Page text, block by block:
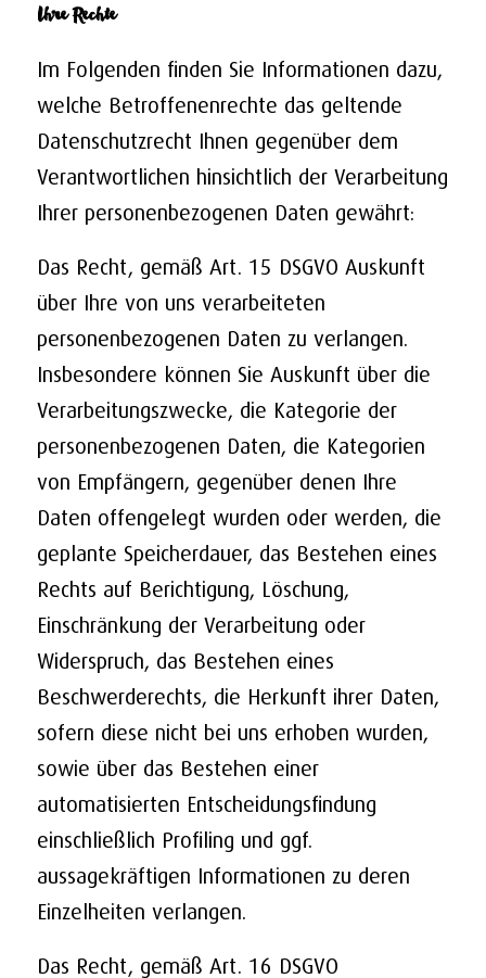
Ihre Rechte
Im Folgenden finden Sie Informationen dazu,
welche Betroffenenrechte das geltende
Datenschutzrecht Ihnen gegenüber dem
Verantwortlichen hinsichtlich der Verarbeitung
Ihrer personenbezogenen Daten gewährt:
Das Recht, gemäß Art. 15 DSGVO Auskunft
über Ihre von uns verarbeiteten
personenbezogenen Daten zu verlangen.
Insbesondere können Sie Auskunft über die
Verarbeitungszwecke, die Kategorie der
personenbezogenen Daten, die Kategorien
von Empfängern, gegenüber denen Ihre
Daten offengelegt wurden oder werden, die
geplante Speicherdauer, das Bestehen eines
Rechts auf Berichtigung, Löschung,
Einschränkung der Verarbeitung oder
Widerspruch, das Bestehen eines
Beschwerderechts, die Herkunft ihrer Daten,
sofern diese nicht bei uns erhoben wurden,
sowie über das Bestehen einer
automatisierten Entscheidungsfindung
einschließlich Profiling und ggf.
aussagekräftigen Informationen zu deren
Einzelheiten verlangen.
Das Recht, gemäß Art. 16 DSGVO